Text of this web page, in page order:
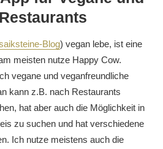
Blog) vegan lebe, ist eine
meisten nutze Happy Cow.
vegane und veganfreundliche
kann z.B. nach Restaurants
hat aber auch die Möglichkeit in
zu suchen und hat verschiedene
Ich nutze meistens auch die